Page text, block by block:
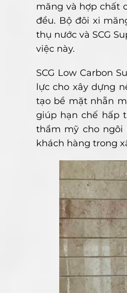
măng và hợp chất
đều. Bộ đôi xi
thụ nước và SCG
việc này.
SCG Low Carbon
lực cho xây dựng
tạo bề mặt nhẵn
giúp hạn chế hấp
thẩm mỹ cho ngôi
khách hàng trong